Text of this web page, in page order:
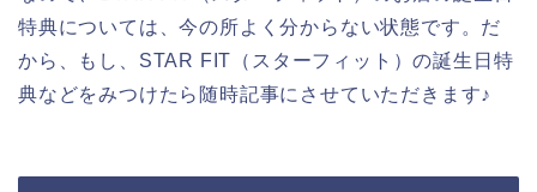
特典については、今の所よく分からない状態です。だ
から、もし、STAR FIT（スターフィット）の誕生日特
典などをみつけたら随時記事にさせていただきます♪